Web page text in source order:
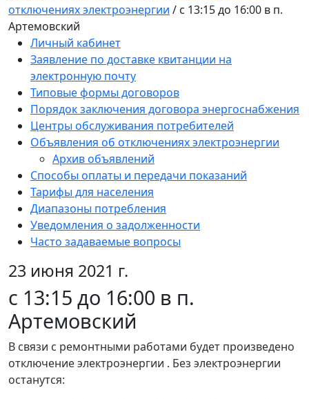
отключениях электроэнергии / с 13:15 до 16:00 в п.
Артемовский
Личный кабинет
Заявление по доставке квитанции на
электронную почту
Типовые формы договоров
Порядок заключения договора энергоснабжения
Центры обслуживания потребителей
Объявления об отключениях электроэнергии
Архив объявлений
Способы оплаты и передачи показаний
Тарифы для населения
Диапазоны потребления
Уведомления о задолженности
Часто задаваемые вопросы
23 июня 2021 г.
с 13:15 до 16:00 в п.
Артемовский
В связи с ремонтными работами будет произведено
отключение электроэнергии . Без электроэнергии
останутся: